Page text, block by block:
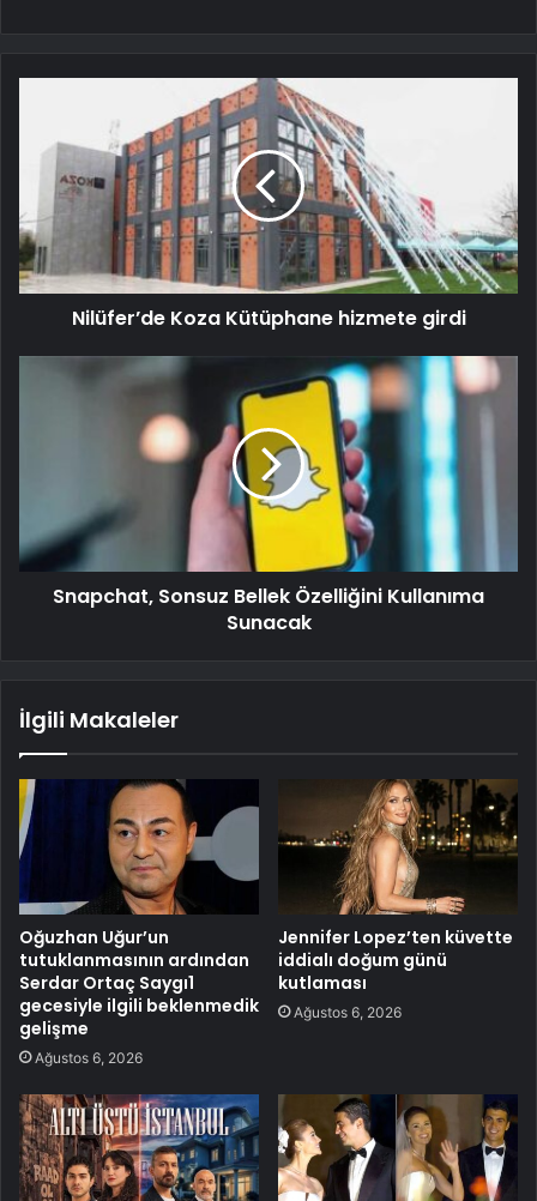
Nilüfer’de Koza Kütüphane hizmete girdi
Snapchat, Sonsuz Bellek Özelliğini Kullanıma
Sunacak
İlgili Makaleler
Oğuzhan Uğur’un
tutuklanmasının ardından
Serdar Ortaç Saygı1
gecesiyle ilgili beklenmedik
gelişme
Ağustos 6, 2026
Jennifer Lopez’ten küvette
iddialı doğum günü
kutlaması
Ağustos 6, 2026